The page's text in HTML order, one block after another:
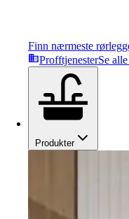
Finn nærmeste
ProfftjenesterSe
Produkter